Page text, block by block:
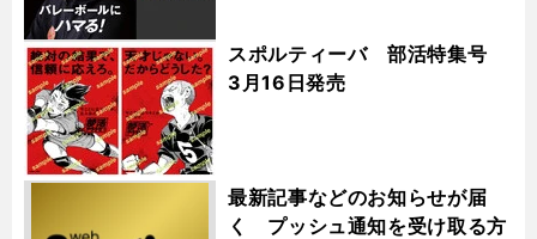
スポルティーバ 部活特集号
3月16日発売
最新記事などのお知らせが届
く プッシュ通知を受け取る方